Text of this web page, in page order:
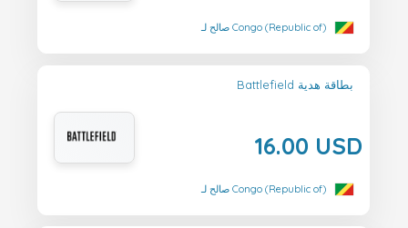
صالح لـ Congo (Republic of)
Battlefield بطاقة هدية
16.00 USD
صالح لـ Congo (Republic of)